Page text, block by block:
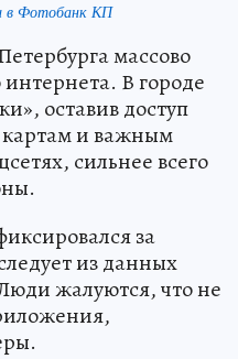
в Фотобанк КП
массово
интернета. В городе
оставив доступ
и важным
сильнее всего
за
из данных
жалуются, что не